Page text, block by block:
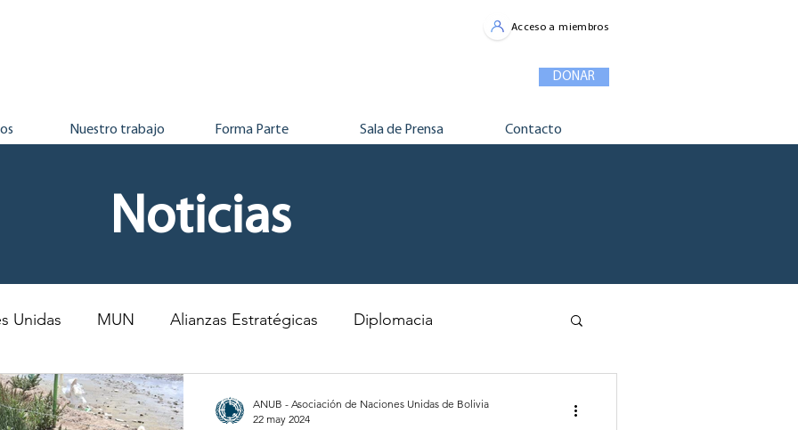
Acceso a miembros
DONAR
Nuestro trabajo Forma Parte Sala de Prensa Contacto
Noticias
Unidas MUN Alianzas Estratégicas Diplomacia
Derechos Humanos
ANUB - Asociación de Naciones Unidas de Bolivia
22 may 2024